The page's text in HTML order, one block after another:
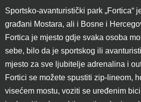
Sportsko-avanturistički park „Fortica“
građani Mostara, ali i Bosne i
Fortica je mjesto gdje svaka osoba
sebe, bilo da je sportskog ili
mjesto za sve ljubitelje adrenalina i
Fortici se možete spustiti zip-lineom,
visećem mostu, voziti se uređenim